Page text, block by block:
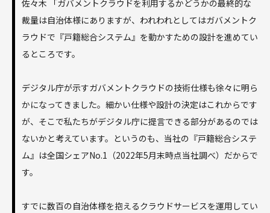
佐々木 「ガバメントクラウドを利用するかどうかの最終的な
裁量は自治体様にありますが、われわれとしてはガバメントク
ラウドで『戸籍総合システム』を動かすための設計を進めてい
るところです。
デジタル庁が示すガバメントクラウドの技術仕様も徐々に明ら
かになってきました。細かい仕様や設計の決定はこれからです
が、そこで私たちがデジタル庁に提言できる部分があるのでは
ないかと考えています。というのも、当社の『戸籍総合システ
ム』は全国シェアNo.1（2022年5月末時点当社調べ）だからで
す。
すでに数百の自治体様を抱えるクラウドサービスを運用してい